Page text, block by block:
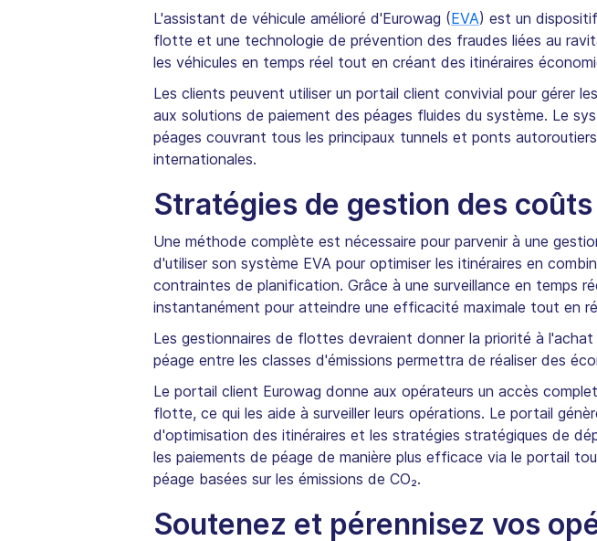
L'assistant de véhicule amélioré d'Eurowag (EVA) est un
flotte et une technologie de prévention des fraudes liées au
les véhicules en temps réel tout en créant des itinéraires
Les clients peuvent utiliser un portail client convivial pour gérer
aux solutions de paiement des péages fluides du système. Le
péages couvrant tous les principaux tunnels et ponts
internationales.
Stratégies de gestion des coûts
Une méthode complète est nécessaire pour parvenir à une
d'utiliser son système EVA pour optimiser les itinéraires en
contraintes de planification. Grâce à une surveillance en temps
instantanément pour atteindre une efficacité maximale tout en
Les gestionnaires de flottes devraient donner la priorité à
péage entre les classes d'émissions permettra de réaliser des
Le portail client Eurowag donne aux opérateurs un accès
flotte, ce qui les aide à surveiller leurs opérations. Le portail
d'optimisation des itinéraires et les stratégies stratégiques de
les paiements de péage de manière plus efficace via le portail
péage basées sur les émissions de CO₂.
Soutenez et pérennisez vos